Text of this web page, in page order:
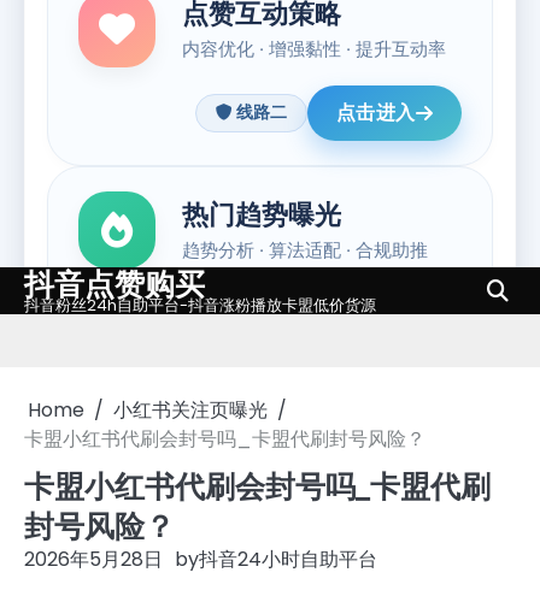
Skip
to
抖音点赞购买
抖音粉丝24h自助平台-抖音涨粉播放卡盟低价货源
Home
小红书关注页曝光
卡盟小红书代刷会封号吗_卡盟代刷封号风险？
卡盟小红书代刷会封号吗_卡盟代刷
封号风险？
2026年5月28日 by抖音24小时自助平台